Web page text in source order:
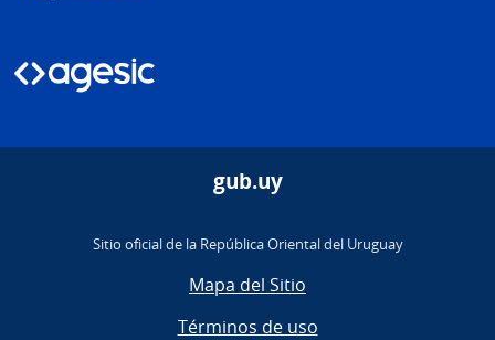
gub.uy
Sitio oficial de la República Oriental del Uruguay
Mapa del Sitio
Términos de uso